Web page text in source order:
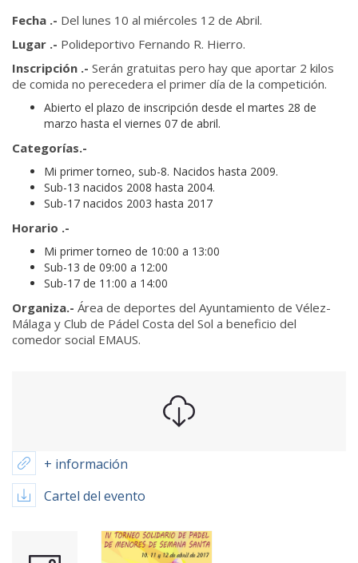
Fecha .- Del lunes 10 al miércoles 12 de Abril.
Lugar .- Polideportivo Fernando R. Hierro.
Inscripción .- Serán gratuitas pero hay que aportar 2 kilos
de comida no perecedera el primer día de la competición.
Abierto el plazo de inscripción desde el martes 28 de
marzo hasta el viernes 07 de abril.
Categorías.-
Mi primer torneo, sub-8. Nacidos hasta 2009.
Sub-13 nacidos 2008 hasta 2004.
Sub-17 nacidos 2003 hasta 2017
Horario .-
Mi primer torneo de 10:00 a 13:00
Sub-13 de 09:00 a 12:00
Sub-17 de 11:00 a 14:00
Organiza.- Área de deportes del Ayuntamiento de Vélez-
Málaga y Club de Pádel Costa del Sol a beneficio del
comedor social EMAUS.
+ información
Cartel del evento